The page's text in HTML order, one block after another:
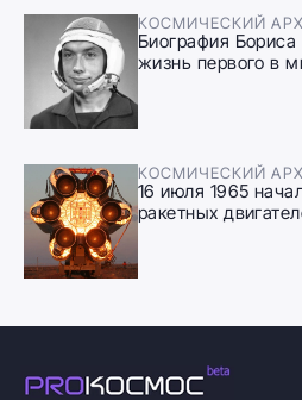
КОСМИЧЕСКИЙ
Биография
жизнь первого в
КОСМИЧЕСКИЙ
16 июля 1965
ракетных